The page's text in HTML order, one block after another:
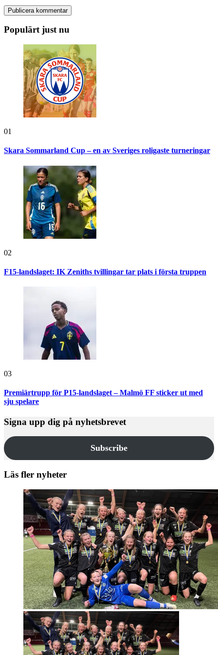
Populärt just nu
01
Skara Sommarland Cup – en av Sveriges roligaste turneringar
02
F15-landslaget: IK Zeniths tvillingar tar plats i första truppen
03
Premiärtrupp för P15-landslaget – Malmö FF sticker ut med
sju spelare
Signa upp dig på nyhetsbrevet
Subscribe
Läs fler nyheter